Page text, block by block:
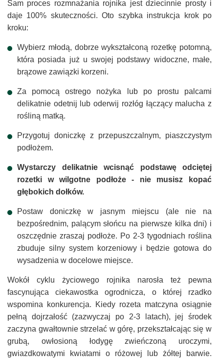
Sam proces rozmnażania rojnika jest dziecinnie prosty i
daje 100% skuteczności. Oto szybka instrukcja krok po
kroku:
Wybierz młodą, dobrze wykształconą rozetkę potomną,
która posiada już u swojej podstawy widoczne, małe,
brązowe zawiązki korzeni.
Za pomocą ostrego nożyka lub po prostu palcami
delikatnie odetnij lub oderwij rozłóg łączący malucha z
rośliną matką.
Przygotuj doniczkę z przepuszczalnym, piaszczystym
podłożem.
Wystarczy delikatnie wcisnąć podstawę odciętej
rozetki w wilgotne podłoże - nie musisz kopać
głębokich dołków.
Postaw doniczkę w jasnym miejscu (ale nie na
bezpośrednim, palącym słońcu na pierwsze kilka dni) i
oszczędnie zraszaj podłoże. Po 2-3 tygodniach roślina
zbuduje silny system korzeniowy i będzie gotowa do
wysadzenia w docelowe miejsce.
Wokół cyklu życiowego rojnika narosła też pewna
fascynująca ciekawostka ogrodnicza, o której rzadko
wspomina konkurencja. Kiedy rozeta matczyna osiągnie
pełną dojrzałość (zazwyczaj po 2-3 latach), jej środek
zaczyna gwałtownie strzelać w górę, przekształcając się w
grubą, owłosioną łodygę zwieńczoną uroczymi,
gwiazdkowatymi kwiatami o różowej lub żółtej barwie.